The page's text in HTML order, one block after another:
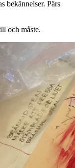
bekännelser. Pärs
och måste.